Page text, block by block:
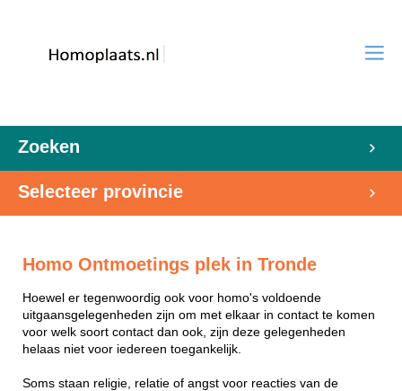
Zoeken
Selecteer provincie
Homo Ontmoetings plek in Tronde
Hoewel er tegenwoordig ook voor homo's voldoende
uitgaansgelegenheden zijn om met elkaar in contact te komen
voor welk soort contact dan ook, zijn deze gelegenheden
helaas niet voor iedereen toegankelijk.
Soms staan religie, relatie of angst voor reacties van de